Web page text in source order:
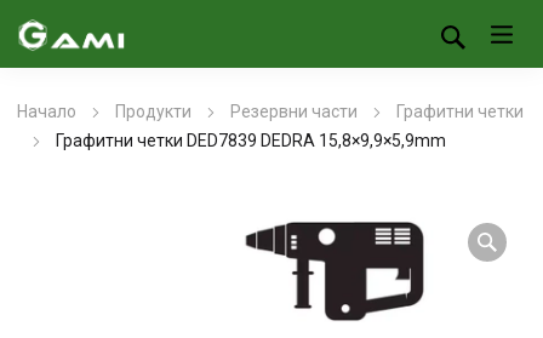
Начало Продукти Резервни части
Графитни четки
Графитни четки DED7839 DEDRA 15,8×9,9×5,9mm